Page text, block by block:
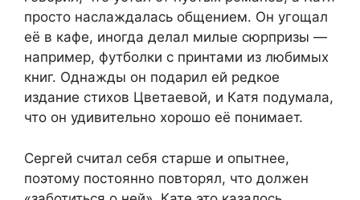
просто наслаждалась общением. Он угощал
её в кафе, иногда делал милые сюрпризы —
например, футболки с принтами из любимых
книг. Однажды он подарил ей редкое
издание стихов Цветаевой, и Катя подумала,
что он удивительно хорошо её понимает.
Сергей считал себя старше и опытнее,
поэтому постоянно повторял, что должен